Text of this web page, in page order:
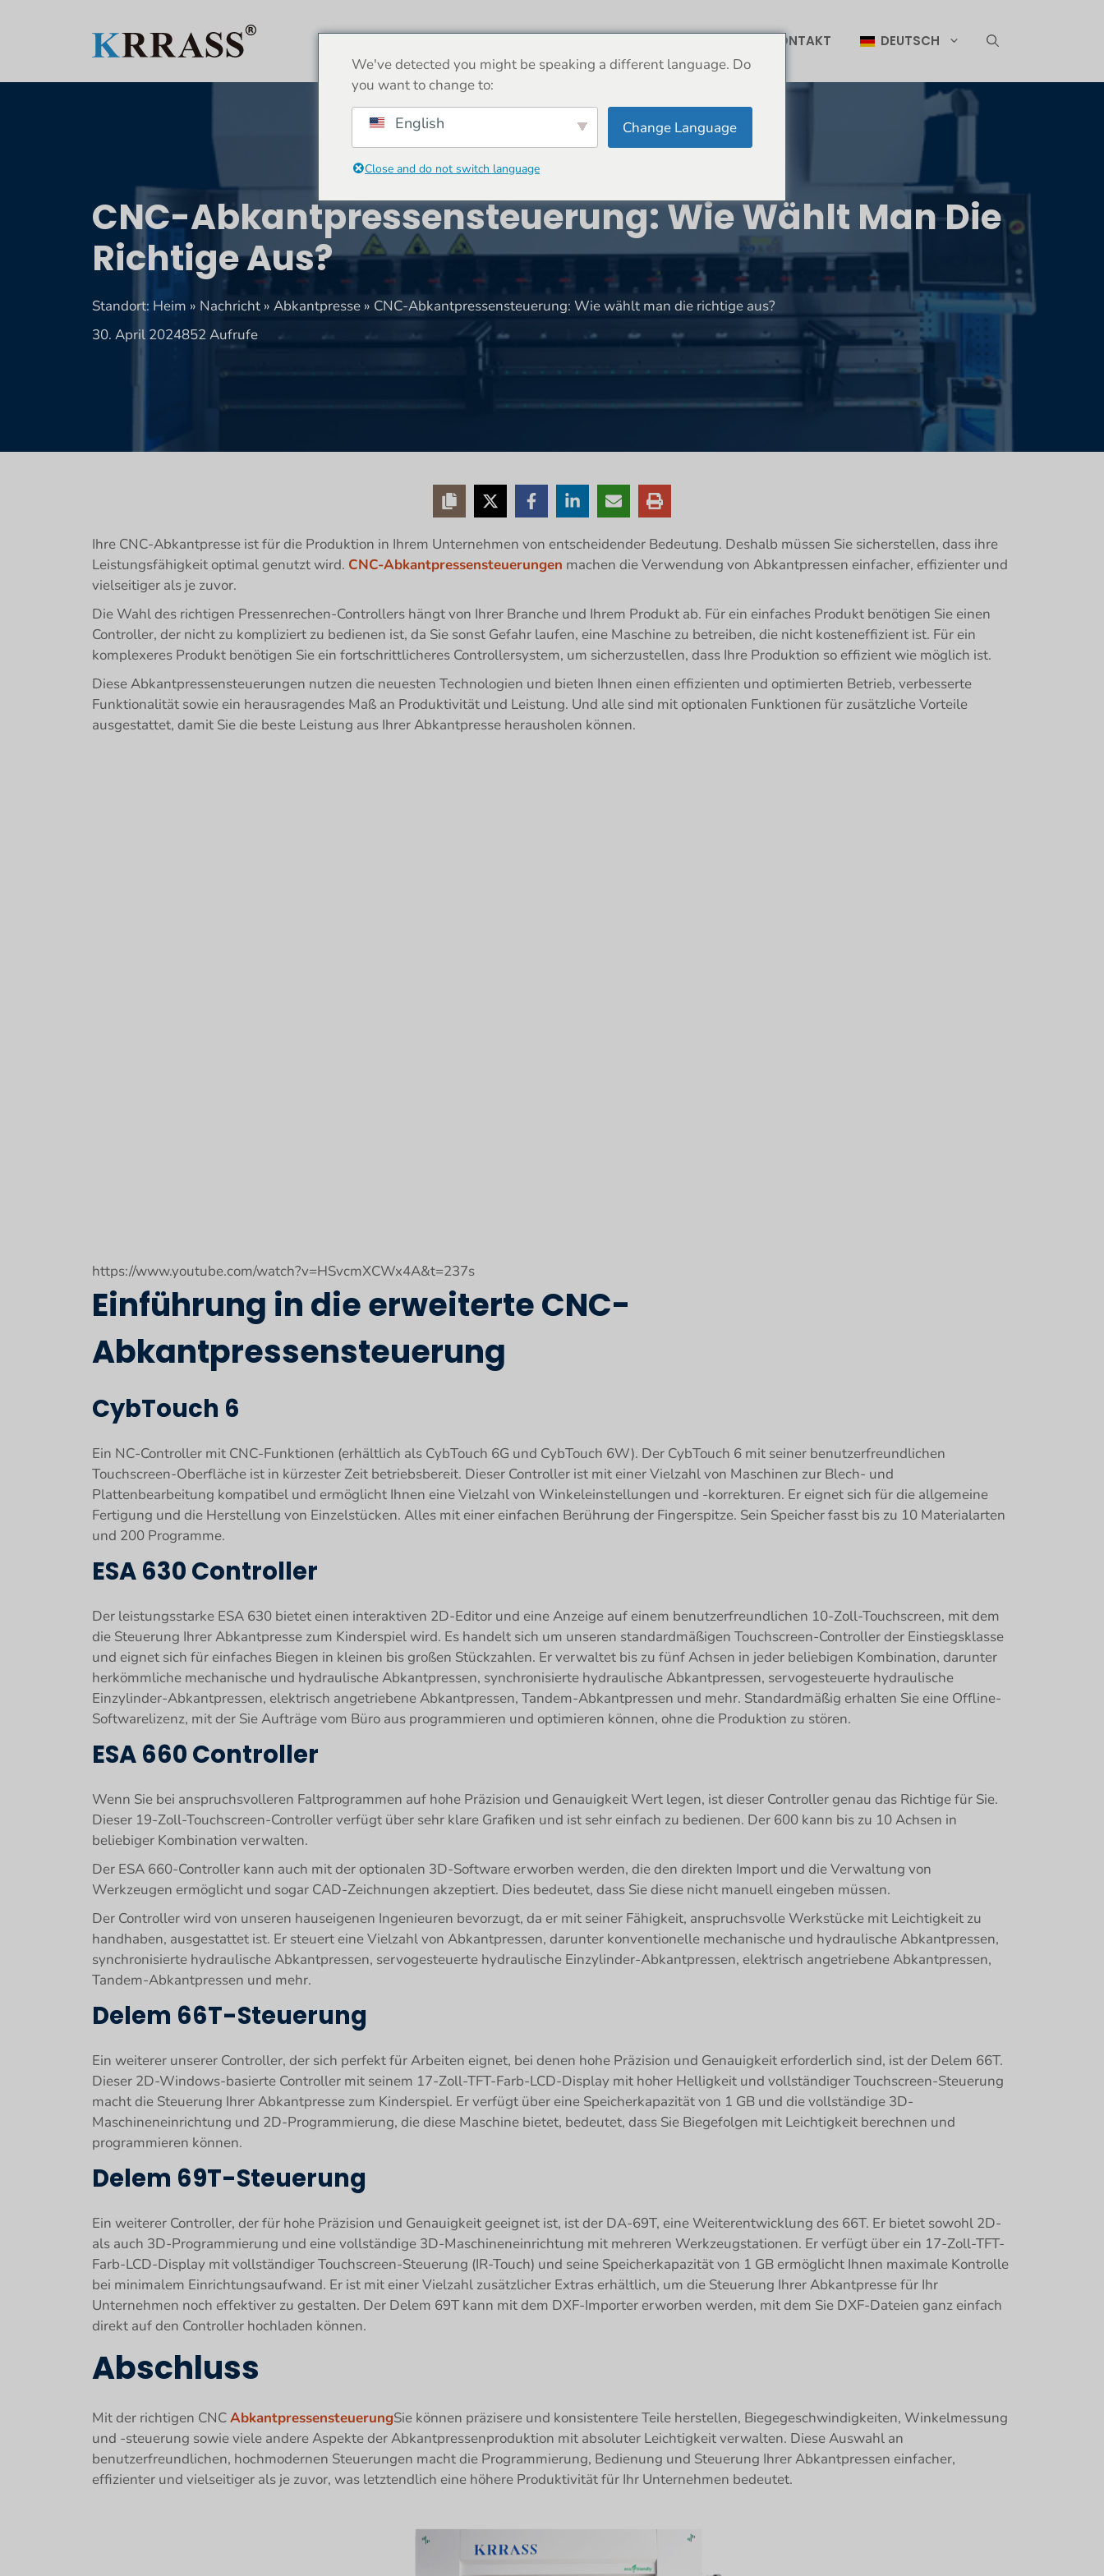
KONTAKT DEUTSCH
CNC-Abkantpressensteuerung: Wie Wählt Man Die
Richtige Aus?
Standort: Heim » Nachricht » Abkantpresse » CNC-Abkantpressensteuerung: Wie wählt man die richtige aus?
30. April 2024852 Aufrufe
Ihre CNC-Abkantpresse ist für die Produktion in Ihrem Unternehmen von entscheidender Bedeutung. Deshalb müssen Sie sicherstellen, dass ihre
Leistungsfähigkeit optimal genutzt wird. CNC-Abkantpressensteuerungen machen die Verwendung von Abkantpressen einfacher, effizienter und
vielseitiger als je zuvor.
Die Wahl des richtigen Pressenrechen-Controllers hängt von Ihrer Branche und Ihrem Produkt ab. Für ein einfaches Produkt benötigen Sie einen
Controller, der nicht zu kompliziert zu bedienen ist, da Sie sonst Gefahr laufen, eine Maschine zu betreiben, die nicht kosteneffizient ist. Für ein
komplexeres Produkt benötigen Sie ein fortschrittlicheres Controllersystem, um sicherzustellen, dass Ihre Produktion so effizient wie möglich ist.
Diese Abkantpressensteuerungen nutzen die neuesten Technologien und bieten Ihnen einen effizienten und optimierten Betrieb, verbesserte
Funktionalität sowie ein herausragendes Maß an Produktivität und Leistung. Und alle sind mit optionalen Funktionen für zusätzliche Vorteile
ausgestattet, damit Sie die beste Leistung aus Ihrer Abkantpresse herausholen können.
https://www.youtube.com/watch?v=HSvcmXCWx4A&t=237s
Einführung in die erweiterte CNC-
Abkantpressensteuerung
CybTouch 6
Ein NC-Controller mit CNC-Funktionen (erhältlich als CybTouch 6G und CybTouch 6W). Der CybTouch 6 mit seiner benutzerfreundlichen
Touchscreen-Oberfläche ist in kürzester Zeit betriebsbereit. Dieser Controller ist mit einer Vielzahl von Maschinen zur Blech- und
Plattenbearbeitung kompatibel und ermöglicht Ihnen eine Vielzahl von Winkeleinstellungen und -korrekturen. Er eignet sich für die allgemeine
Fertigung und die Herstellung von Einzelstücken. Alles mit einer einfachen Berührung der Fingerspitze. Sein Speicher fasst bis zu 10 Materialarten
und 200 Programme.
ESA 630 Controller
Der leistungsstarke ESA 630 bietet einen interaktiven 2D-Editor und eine Anzeige auf einem benutzerfreundlichen 10-Zoll-Touchscreen, mit dem
die Steuerung Ihrer Abkantpresse zum Kinderspiel wird. Es handelt sich um unseren standardmäßigen Touchscreen-Controller der Einstiegsklasse
und eignet sich für einfaches Biegen in kleinen bis großen Stückzahlen. Er verwaltet bis zu fünf Achsen in jeder beliebigen Kombination, darunter
herkömmliche mechanische und hydraulische Abkantpressen, synchronisierte hydraulische Abkantpressen, servogesteuerte hydraulische
Einzylinder-Abkantpressen, elektrisch angetriebene Abkantpressen, Tandem-Abkantpressen und mehr. Standardmäßig erhalten Sie eine Offline-
Softwarelizenz, mit der Sie Aufträge vom Büro aus programmieren und optimieren können, ohne die Produktion zu stören.
ESA 660 Controller
Wenn Sie bei anspruchsvolleren Faltprogrammen auf hohe Präzision und Genauigkeit Wert legen, ist dieser Controller genau das Richtige für Sie.
Dieser 19-Zoll-Touchscreen-Controller verfügt über sehr klare Grafiken und ist sehr einfach zu bedienen. Der 600 kann bis zu 10 Achsen in
beliebiger Kombination verwalten.
Der ESA 660-Controller kann auch mit der optionalen 3D-Software erworben werden, die den direkten Import und die Verwaltung von
Werkzeugen ermöglicht und sogar CAD-Zeichnungen akzeptiert. Dies bedeutet, dass Sie diese nicht manuell eingeben müssen.
Der Controller wird von unseren hauseigenen Ingenieuren bevorzugt, da er mit seiner Fähigkeit, anspruchsvolle Werkstücke mit Leichtigkeit zu
handhaben, ausgestattet ist. Er steuert eine Vielzahl von Abkantpressen, darunter konventionelle mechanische und hydraulische Abkantpressen,
synchronisierte hydraulische Abkantpressen, servogesteuerte hydraulische Einzylinder-Abkantpressen, elektrisch angetriebene Abkantpressen,
Tandem-Abkantpressen und mehr.
Delem 66T-Steuerung
Ein weiterer unserer Controller, der sich perfekt für Arbeiten eignet, bei denen hohe Präzision und Genauigkeit erforderlich sind, ist der Delem 66T.
Dieser 2D-Windows-basierte Controller mit seinem 17-Zoll-TFT-Farb-LCD-Display mit hoher Helligkeit und vollständiger Touchscreen-Steuerung
macht die Steuerung Ihrer Abkantpresse zum Kinderspiel. Er verfügt über eine Speicherkapazität von 1 GB und die vollständige 3D-
Maschineneinrichtung und 2D-Programmierung, die diese Maschine bietet, bedeutet, dass Sie Biegefolgen mit Leichtigkeit berechnen und
programmieren können.
Delem 69T-Steuerung
Ein weiterer Controller, der für hohe Präzision und Genauigkeit geeignet ist, ist der DA-69T, eine Weiterentwicklung des 66T. Er bietet sowohl 2D-
als auch 3D-Programmierung und eine vollständige 3D-Maschineneinrichtung mit mehreren Werkzeugstationen. Er verfügt über ein 17-Zoll-TFT-
Farb-LCD-Display mit vollständiger Touchscreen-Steuerung (IR-Touch) und seine Speicherkapazität von 1 GB ermöglicht Ihnen maximale Kontrolle
bei minimalem Einrichtungsaufwand. Er ist mit einer Vielzahl zusätzlicher Extras erhältlich, um die Steuerung Ihrer Abkantpresse für Ihr
Unternehmen noch effektiver zu gestalten. Der Delem 69T kann mit dem DXF-Importer erworben werden, mit dem Sie DXF-Dateien ganz einfach
direkt auf den Controller hochladen können.
Abschluss
Mit der richtigen CNCAbkantpressensteuerungSie können präzisere und konsistentere Teile herstellen, Biegegeschwindigkeiten, Winkelmessung
und -steuerung sowie viele andere Aspekte der Abkantpressenproduktion mit absoluter Leichtigkeit verwalten. Diese Auswahl an
benutzerfreundlichen, hochmodernen Steuerungen macht die Programmierung, Bedienung und Steuerung Ihrer Abkantpressen einfacher,
effizienter und vielseitiger als je zuvor, was letztendlich eine höhere Produktivität für Ihr Unternehmen bedeutet.
We've detected you might be speaking a different language. Do
you want to change to:
English Change Language
Close and do not switch language